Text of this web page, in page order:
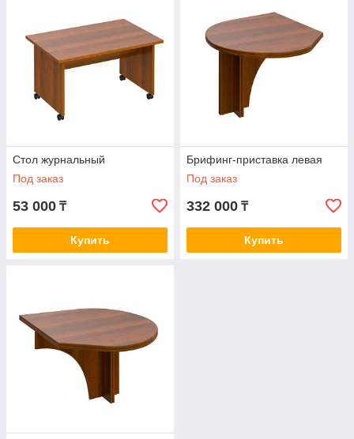
Стол журнальный
Под заказ
53 000 ₸
Купить
Брифинг-приставка левая
Под заказ
332 000 ₸
Купить